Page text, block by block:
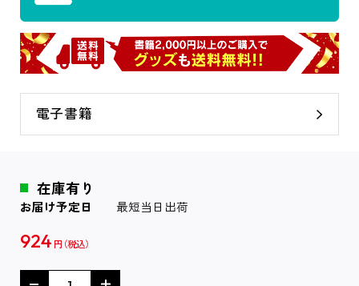
電子書籍
在庫有り
お届け予定日 最短当日出荷
924 円